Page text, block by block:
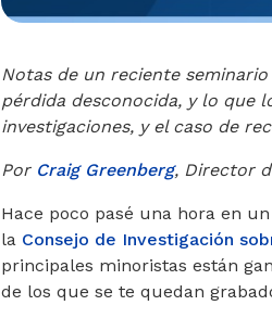
Notas de un reciente
pérdida desconocida, y lo que
investigaciones, y el caso de
Por Craig Greenberg, Director
Hace poco pasé una hora en
la Consejo de Investigación
principales minoristas están
de los que se te quedan